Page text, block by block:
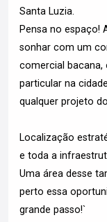
Santa Luzia.
Pensa no espaço!
sonhar com um
comercial bacana,
particular na
qualquer projeto
Localização
e toda a
Uma área desse
perto essa
grande passo!`